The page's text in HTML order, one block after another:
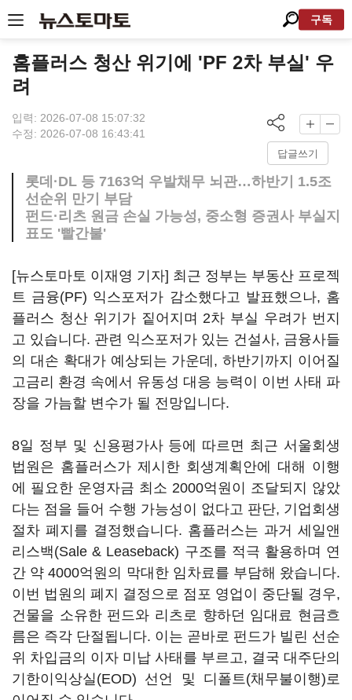
구독
홈플러스 청산 위기에 'PF 2차 부실' 우
려
입력: 2026-07-08 15:07:32
수정: 2026-07-08 16:43:41
답글쓰기
롯데·DL 등 7163억 우발채무 뇌관…하반기 1.5조
선순위 만기 부담
펀드·리츠 원금 손실 가능성, 중소형 증권사 부실지
표도 '빨간불'
[뉴스토마토 이재영 기자] 최근 정부는 부동산 프로젝
트 금융(PF) 익스포저가 감소했다고 발표했으나, 홈
플러스 청산 위기가 짙어지며 2차 부실 우려가 번지
고 있습니다. 관련 익스포저가 있는 건설사, 금융사들
의 대손 확대가 예상되는 가운데, 하반기까지 이어질
고금리 환경 속에서 유동성 대응 능력이 이번 사태 파
장을 가늠할 변수가 될 전망입니다.
8일 정부 및 신용평가사 등에 따르면 최근 서울회생
법원은 홈플러스가 제시한 회생계획안에 대해 이행
에 필요한 운영자금 최소 2000억원이 조달되지 않았
다는 점을 들어 수행 가능성이 없다고 판단, 기업회생
절차 폐지를 결정했습니다. 홈플러스는 과거 세일앤
리스백(Sale & Leaseback) 구조를 적극 활용하며 연
간 약 4000억원의 막대한 임차료를 부담해 왔습니다.
이번 법원의 폐지 결정으로 점포 영업이 중단될 경우,
건물을 소유한 펀드와 리츠로 향하던 임대료 현금흐
름은 즉각 단절됩니다. 이는 곧바로 펀드가 빌린 선순
위 차입금의 이자 미납 사태를 부르고, 결국 대주단의
기한이익상실(EOD) 선언 및 디폴트(채무불이행)로